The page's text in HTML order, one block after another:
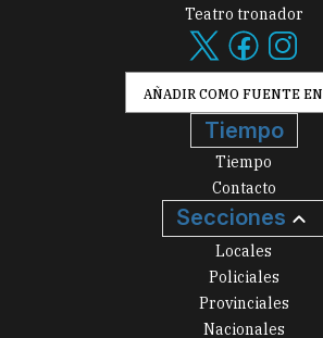
Teatro tronador
AÑADIR COMO FUENTE EN
Tiempo
Tiempo
Contacto
Secciones
Locales
Policiales
Provinciales
Nacionales